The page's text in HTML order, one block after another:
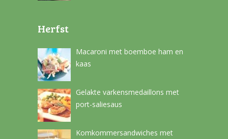
Herfst
Macaroni met boemboe ham en
kaas
Gelakte varkensmedaillons met
port-saliesaus
Komkommersandwiches met